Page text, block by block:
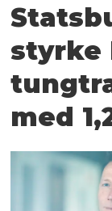
styrke
med